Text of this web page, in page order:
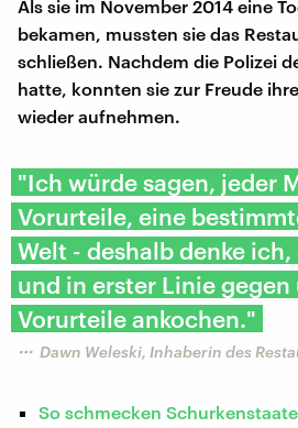
Als sie im November 2014 eine
bekamen, mussten sie das
schließen. Nachdem die Polizei
hatte, konnten sie zur Freude
wieder aufnehmen.
"Ich würde sagen, jeder
Vorurteile, eine
Welt - deshalb denke
und in erster Linie gegen
Vorurteile ankochen."
Dawn Weleski, Inhaberin des
So schmecken